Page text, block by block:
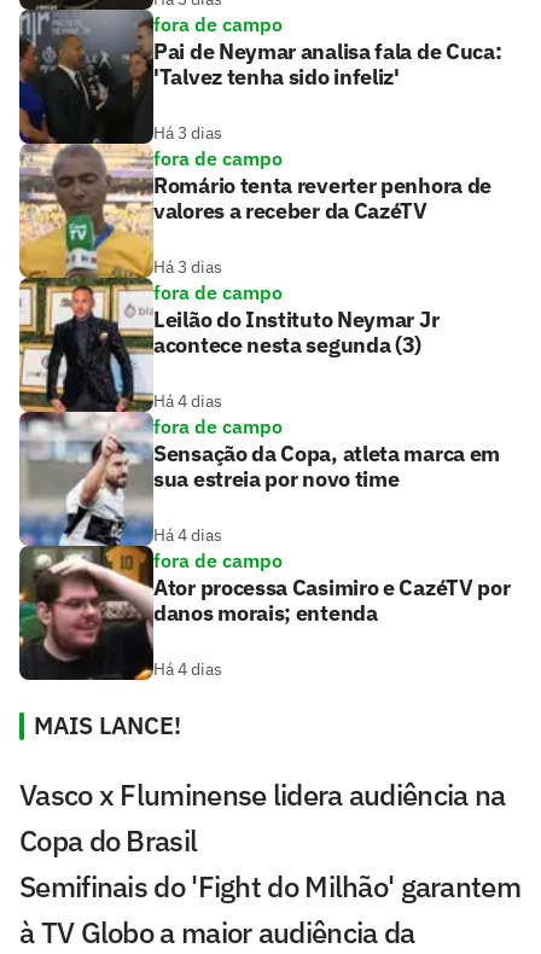
fora de campo
Pai de Neymar analisa fala de Cuca:
'Talvez tenha sido infeliz'
Há 3 dias
fora de campo
Romário tenta reverter penhora de
valores a receber da CazéTV
Há 3 dias
fora de campo
Leilão do Instituto Neymar Jr
acontece nesta segunda (3)
Há 4 dias
fora de campo
Sensação da Copa, atleta marca em
sua estreia por novo time
Há 4 dias
fora de campo
Ator processa Casimiro e CazéTV por
danos morais; entenda
Há 4 dias
MAIS LANCE!
Vasco x Fluminense lidera audiência na
Copa do Brasil
Semifinais do 'Fight do Milhão' garantem
à TV Globo a maior audiência da